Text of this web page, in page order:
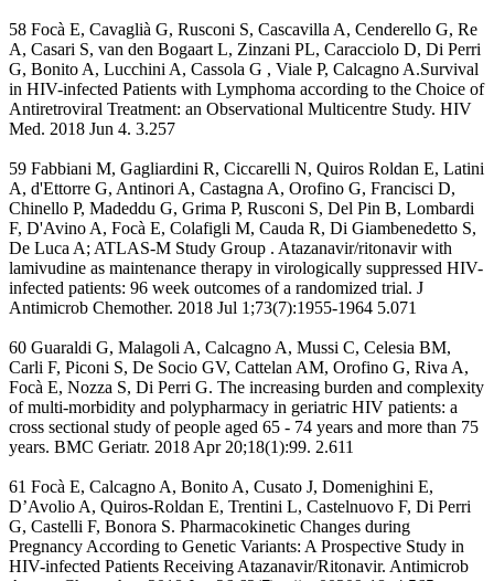
58 Focà E, Cavaglià G, Rusconi S, Cascavilla A, Cenderello G, Re
A, Casari S, van den Bogaart L, Zinzani PL, Caracciolo D, Di Perri
G, Bonito A, Lucchini A, Cassola G , Viale P, Calcagno A.Survival
in HIV-infected Patients with Lymphoma according to the Choice of
Antiretroviral Treatment: an Observational Multicentre Study. HIV
Med. 2018 Jun 4. 3.257
59 Fabbiani M, Gagliardini R, Ciccarelli N, Quiros Roldan E, Latini
A, d'Ettorre G, Antinori A, Castagna A, Orofino G, Francisci D,
Chinello P, Madeddu G, Grima P, Rusconi S, Del Pin B, Lombardi
F, D'Avino A, Focà E, Colafigli M, Cauda R, Di Giambenedetto S,
De Luca A; ATLAS-M Study Group . Atazanavir/ritonavir with
lamivudine as maintenance therapy in virologically suppressed HIV-
infected patients: 96 week outcomes of a randomized trial. J
Antimicrob Chemother. 2018 Jul 1;73(7):1955-1964 5.071
60 Guaraldi G, Malagoli A, Calcagno A, Mussi C, Celesia BM,
Carli F, Piconi S, De Socio GV, Cattelan AM, Orofino G, Riva A,
Focà E, Nozza S, Di Perri G. The increasing burden and complexity
of multi-morbidity and polypharmacy in geriatric HIV patients: a
cross sectional study of people aged 65 - 74 years and more than 75
years. BMC Geriatr. 2018 Apr 20;18(1):99. 2.611
61 Focà E, Calcagno A, Bonito A, Cusato J, Domenighini E,
D’Avolio A, Quiros-Roldan E, Trentini L, Castelnuovo F, Di Perri
G, Castelli F, Bonora S. Pharmacokinetic Changes during
Pregnancy According to Genetic Variants: A Prospective Study in
HIV-infected Patients Receiving Atazanavir/Ritonavir. Antimicrob